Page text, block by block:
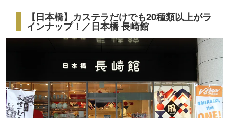
【日本橋】カステラだけでも20種類以上がラ
インナップ！／日本橋 長崎館